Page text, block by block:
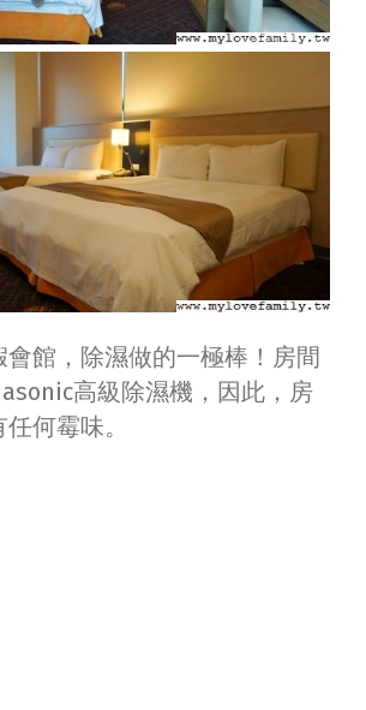
會館，除濕做的一極棒！房間
高級除濕機，因此，房
何霉味。